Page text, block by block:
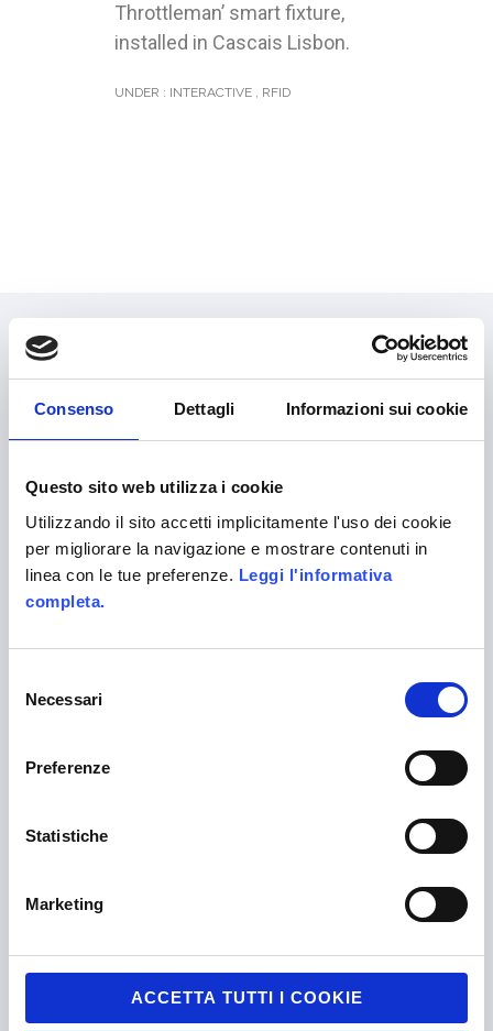
Consenso Dettagli Informazioni sui cookie
Questo sito web utilizza i cookie
Utilizzando il sito accetti implicitamente l'uso dei cookie
per migliorare la navigazione e mostrare contenuti in
linea con le tue preferenze. Leggi l'informativa
completa.
delNecessari
Preferenze
Statistiche
Marketing
ACCETTA TUTTI I COOKIE
Throttleman’ smart fixture,
installed in Cascais Lisbon.
UNDER : INTERACTIVE , RFID
LANGUAGES
Company certified EN ISO 9001:2015 by
Alittleb.it is the leading gamification agency to
SITE MAP
Home